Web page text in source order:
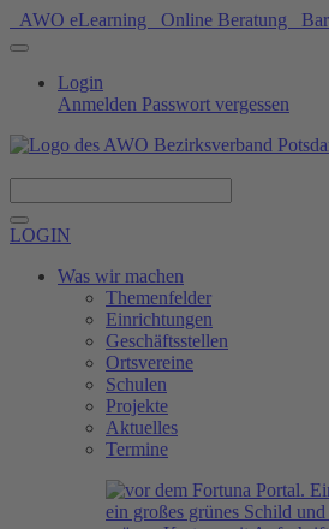
AWO eLearning Online Beratung
Login
Anmelden Passwort vergessen
LOGIN
Was wir machen
Themenfelder
Einrichtungen
Geschäftsstellen
Ortsvereine
Schulen
Projekte
Aktuelles
Termine